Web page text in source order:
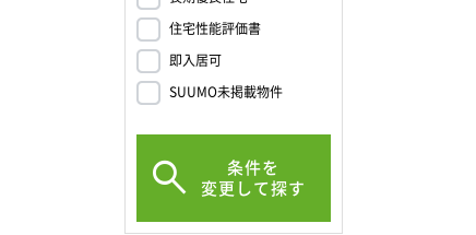
住宅性能評価書
即入居可
SUUMO未掲載物件
条件を
変更して探す